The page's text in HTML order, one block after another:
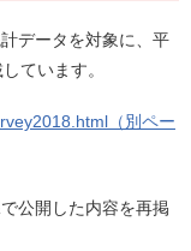
データを対象に、平
ています。
（別ペー
公開した内容を再掲